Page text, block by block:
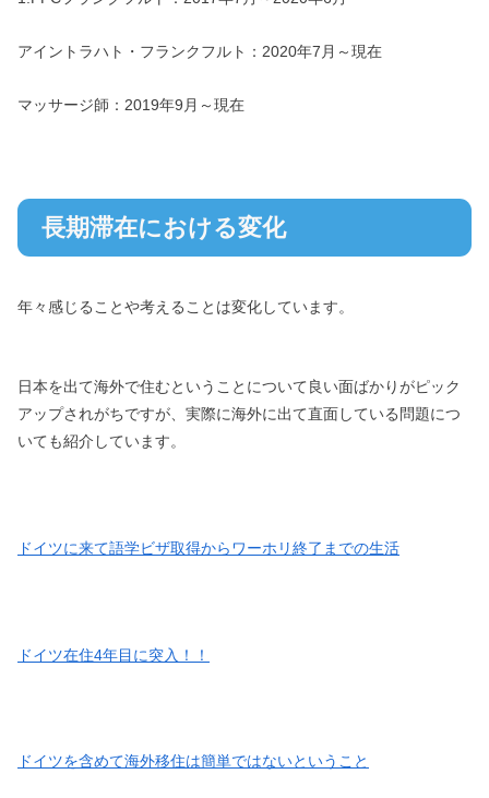
アイントラハト・フランクフルト：2020年7月～現在
マッサージ師：2019年9月～現在
長期滞在における変化
年々感じることや考えることは変化しています。
日本を出て海外で住むということについて良い面ばかりがピック
アップされがちですが、実際に海外に出て直面している問題につ
いても紹介しています。
ドイツに来て語学ビザ取得からワーホリ終了までの生活
ドイツ在住4年目に突入！！
ドイツを含めて海外移住は簡単ではないということ